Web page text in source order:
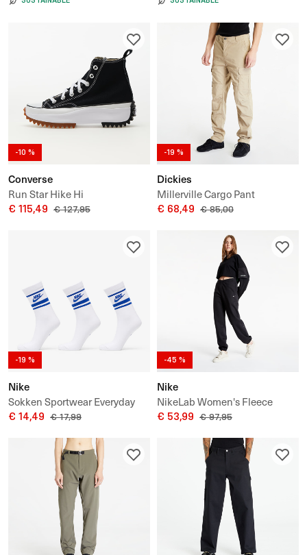
-10 %
Converse
Run Star Hike Hi
€ 115,49 € 127,95
-19 %
Dickies
Millerville Cargo Pant
€ 68,49 € 85,00
-19 %
Nike
Sokken Sportwear Everyday
Essential Crew Socks 3-Pack
€ 14,49 € 17,99
-45 %
Nike
NikeLab Women's Fleece
Pants
€ 53,99 € 97,95